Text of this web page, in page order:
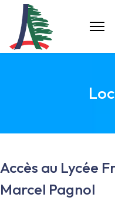
Accès au Lycée
Marcel Pagnol